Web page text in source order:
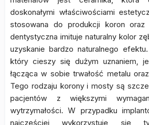
doskonałymi właściwościami
stosowana do produkcji koron oraz
dentystyczna imituje naturalny kolor
uzyskanie bardzo naturalnego
który cieszy się dużym uznaniem,
łącząca w sobie trwałość metalu
Tego rodzaju korony i mosty są
pacjentów z większymi
wytrzymałości. W przypadku
najczęściej wykorzystuje się